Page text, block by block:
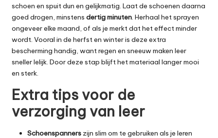
schoen en spuit dun en gelijkmatig. Laat de schoenen daarna
goed drogen, minstens dertig minuten. Herhaal het sprayen
ongeveer elke maand, of als je merkt dat het effect minder
wordt. Vooral in de herfst en winter is deze extra
bescherming handig, want regen en sneeuw maken leer
sneller lelijk. Door deze stap blijft het materiaal langer mooi
en sterk.
Extra tips voor de
verzorging van leer
Schoenspanners zijn slim om te gebruiken als je leren